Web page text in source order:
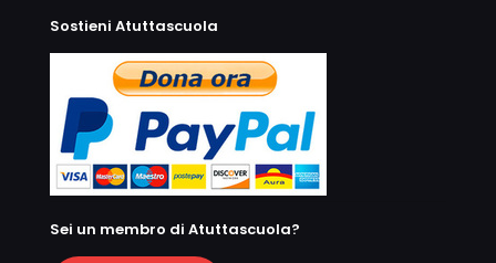
Sostieni Atuttascuola
Sei un membro di Atuttascuola?